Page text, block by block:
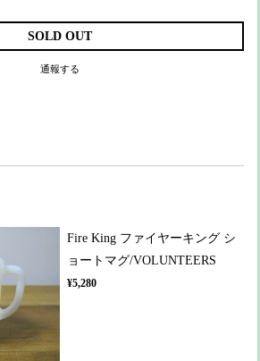
SOLD OUT
通報する
Fire King ファイヤーキング シ
ョートマグ/VOLUNTEERS
¥5,280